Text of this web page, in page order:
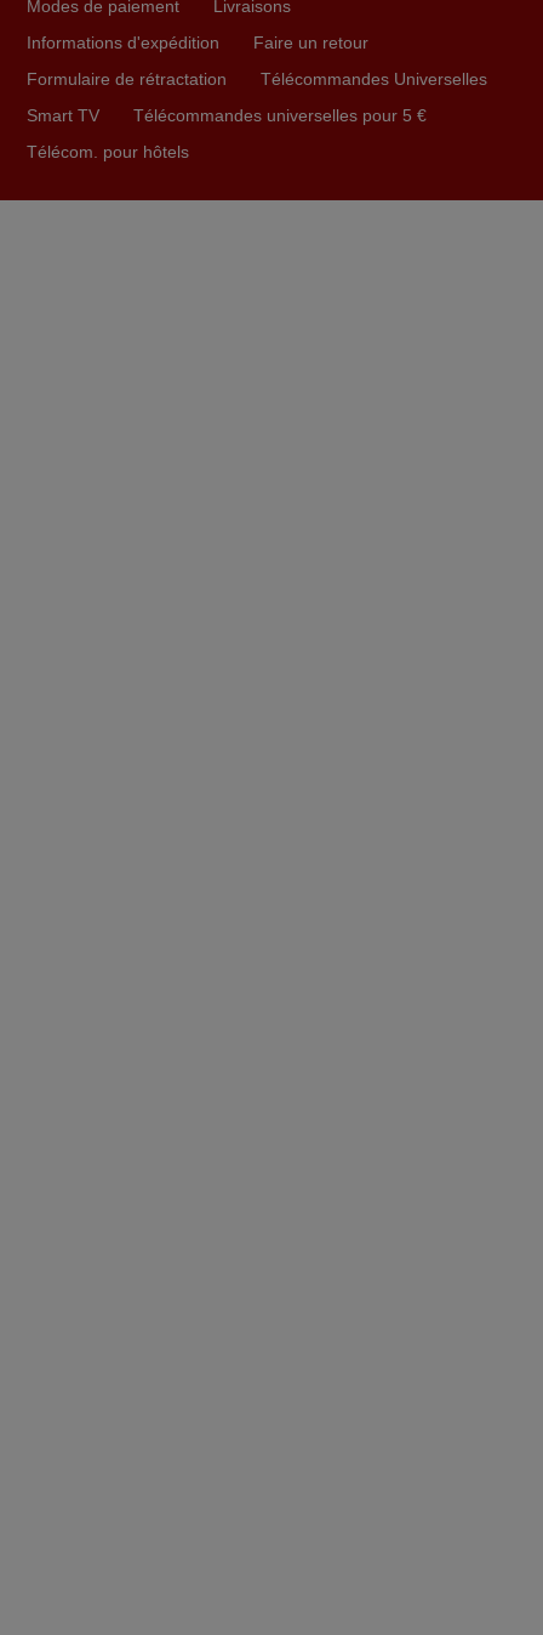
directement utilisable moyennant l'insertion des 2 piles
fournies.
JEAN,
Modes de paiement
Livraisons
Informations d'expédition
Faire un retour
Formulaire de rétractation
Télécommandes Universelles
Smart TV
Télécommandes universelles pour 5 €
Télécom. pour hôtels